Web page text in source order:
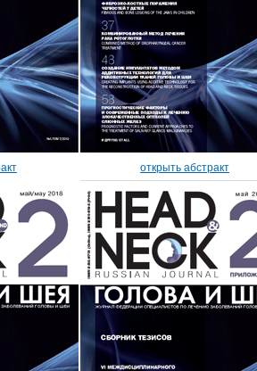
открыть абстракт